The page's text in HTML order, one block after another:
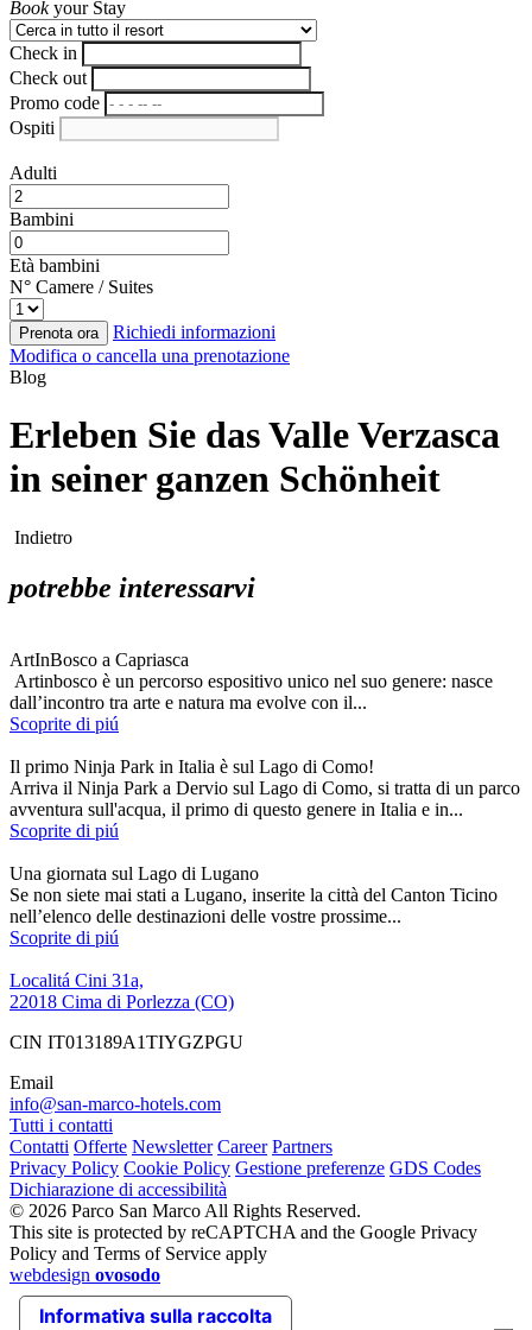
Bookyour Stay
Check in
Check out
Promo code
Ospiti
Adulti
Bambini
Età bambini
N° Camere / Suites
Prenota ora
Richiedi informazioni
Modifica o cancella una prenotazione
Blog
Erleben Sie das Valle Verzasca
in seiner ganzen Schönheit
Indietro
potrebbe interessarvi
ArtInBosco a Capriasca
Artinbosco è un percorso espositivo unico nel suo genere: nasce
dall’incontro tra arte e natura ma evolve con il...
Scoprite di piú
Il primo Ninja Park in Italia è sul Lago di Como!
Arriva il Ninja Park a Dervio sul Lago di Como, si tratta di un parco
avventura sull'acqua, il primo di questo genere in Italia e in...
Scoprite di piú
Una giornata sul Lago di Lugano
Se non siete mai stati a Lugano, inserite la città del Canton Ticino
nell’elenco delle destinazioni delle vostre prossime...
Scoprite di piú
Localitá Cini 31a,
22018 Cima di Porlezza (CO)
CIN IT013189A1TIYGZPGU
Email
info@san-marco-hotels.com
Tutti i contatti
Contatti Offerte Newsletter Career Partners
Privacy Policy Cookie Policy Gestione preferenze GDS Codes
Dichiarazione di accessibilità
© 2026 Parco San Marco All Rights Reserved.
This site is protected by reCAPTCHA and the Google Privacy
Policy and Terms of Service apply
webdesign ovosodo
Informativa sulla raccolta